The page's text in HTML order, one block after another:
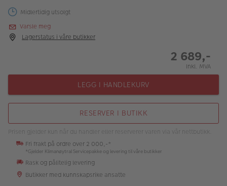
Merker
Lagersalg
Inspirasjon
Butikkoversikt
Midlertidig utsolgt
Varsle meg
Lagerstatus i våre butikker
2 689,-
Inkl. MVA
LEGG I HANDLEKURV
RESERVER I BUTIKK
Prisen gjelder kun når du handler eller reserverer varen via vår nettbutikk.
Fri frakt på ordre over 2 000,-*
*Gjelder Klimanøytral Servicepakke og levering til våre butikker
Rask og pålitelig levering
Butikker med kunnskapsrike ansatte